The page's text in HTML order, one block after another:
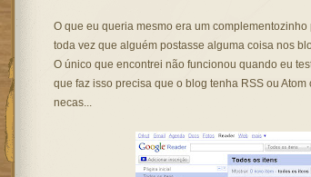
O que eu queria mesmo era um complementozinho
toda vez que alguém postasse alguma coisa nos
O único que encontrei não funcionou quando eu
que faz isso precisa que o blog tenha RSSou Atom
necas...